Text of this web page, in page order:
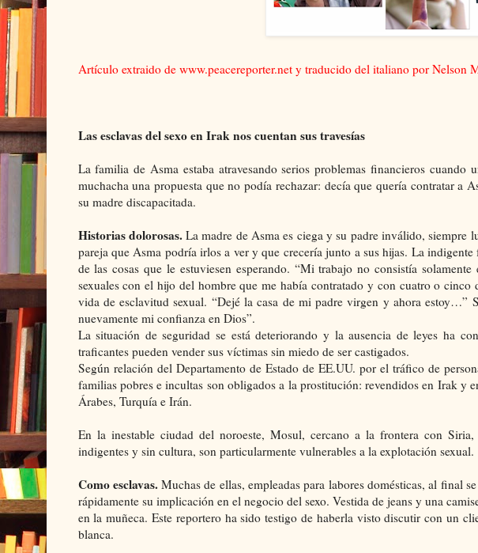
Artículo extraido de www.peacereporter.nety traducido del italiano por Nelson
Las esclavas del sexo en Irak nos cuentan sus travesías
La familia de Asma estaba atravesando serios problemas financieros cuando
muchacha una propuesta que no podía rechazar: decía que quería contratar a
su madre discapacitada.
Historias dolorosas. La madre de Asma es ciega y su padre inválido, siempre
pareja que Asma podría irlos a ver y que crecería junto a sus hijas. La
de las cosas que le estuviesen esperando. “Mi trabajo no consistía
sexuales con el hijo del hombre que me había contratado y con cuatro o cinco
vida de esclavitud sexual. “Dejé la casa de mi padre virgen y ahora estoy…”
nuevamente mi confianza en Dios”.
La situación de seguridad se está deteriorando y la ausencia de leyes ha
traficantes pueden vender sus víctimas sin miedo de ser castigados.
Según relación del Departamento de Estado de EE.UU. por el tráfico de
familias pobres e incultas son obligados a la prostitución: revendidos en Irak y
Árabes, Turquía e Irán.
En la inestable ciudad del noroeste, Mosul, cercano a la frontera con
indigentes y sin cultura, son particularmente vulnerables a la explotación sexual.
Como esclavas. Muchas de ellas, empleadas para labores domésticas, al final
rápidamente su implicación en el negocio del sexo. Vestida de jeans y una
en la muñeca. Este reportero ha sido testigo de haberla visto discutir con un
blanca.